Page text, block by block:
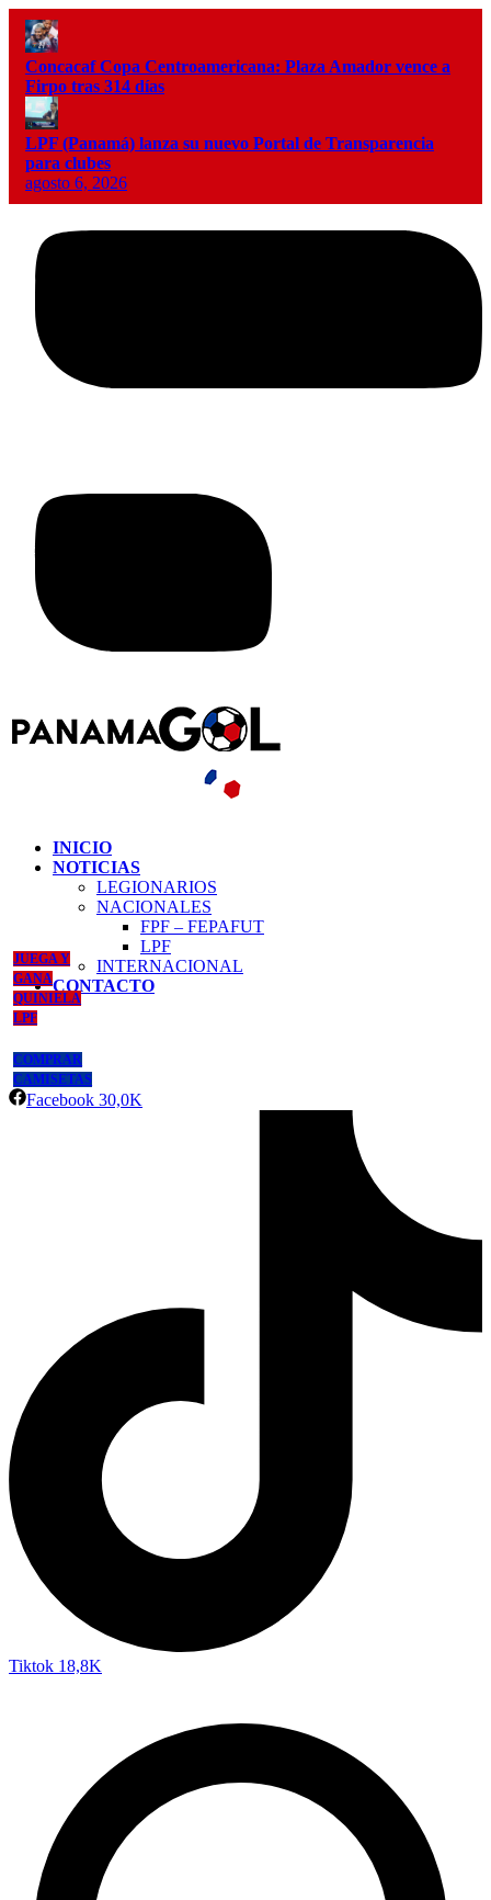
Concacaf Copa Centroamericana: Plaza Amador vence a
Firpo tras 314 días
LPF (Panamá) lanza su nuevo Portal de Transparencia
para clubes
agosto 6, 2026
INICIO
NOTICIAS
LEGIONARIOS
NACIONALES
FPF – FEPAFUT
LPF
INTERNACIONAL
CONTACTO
JUEGA Y
GANA
QUINIELA
LPF
COMPRAR
CAMISETAS
Facebook 30,0K
Tiktok 18,8K